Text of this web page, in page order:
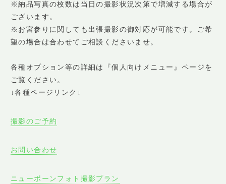
※納品写真の枚数は当日の撮影状況次第で増減する場合が
ございます。
※お宮参りに関しても出張撮影の御対応が可能です。ご希
望の場合は合わせてご相談くださいませ。
各種オプション等の詳細は『個人向けメニュー』ページを
ご覧ください。
↓各種ページリンク↓
撮影のご予約
お問い合わせ
ニューボーンフォト撮影プラン